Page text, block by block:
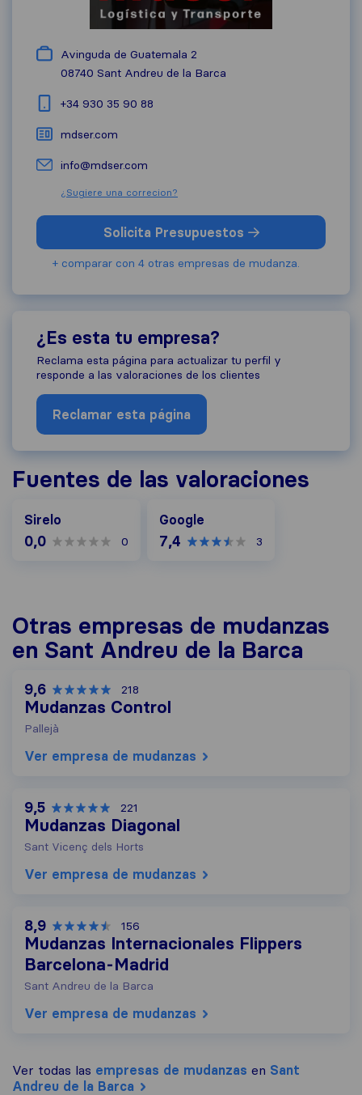
Avinguda de Guatemala 2
08740 Sant Andreu de la Barca
+34 930 35 90 88
mdser.com
info@mdser.com
¿Sugiere una correcion?
Solicita Presupuestos
+ comparar con 4 otras empresas de mudanza.
¿Es esta tu empresa?
Reclama esta página para actualizar tu perfil y
responde a las valoraciones de los clientes
Reclamar esta página
Fuentes de las valoraciones
Sirelo
0,0 0
Google
7,4 3
Otras empresas de mudanzas
en Sant Andreu de la Barca
9,6 218
Mudanzas Control
Pallejà
Ver empresa de mudanzas
9,5 221
Mudanzas Diagonal
Sant Vicenç dels Horts
Ver empresa de mudanzas
8,9 156
Mudanzas Internacionales Flippers
Barcelona-Madrid
Sant Andreu de la Barca
Ver empresa de mudanzas
Ver todas las empresas de mudanzas en Sant
Andreu de la Barca